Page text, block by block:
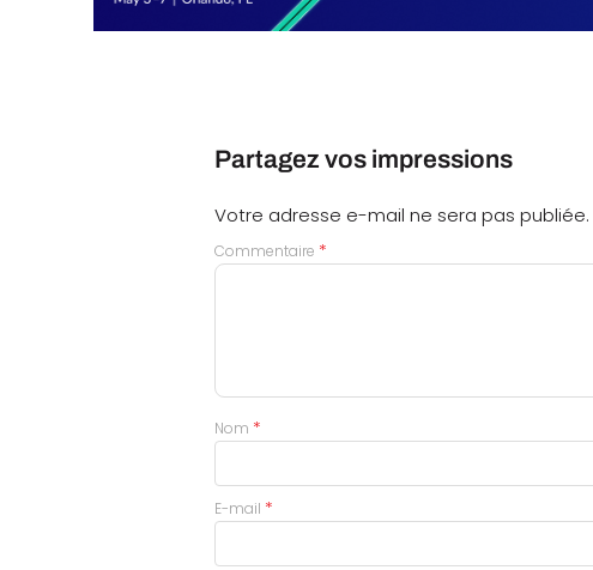
Partagez vos impressions
Votre adresse e-mail ne sera pas publiée.
Commentaire *
Nom *
E-mail *